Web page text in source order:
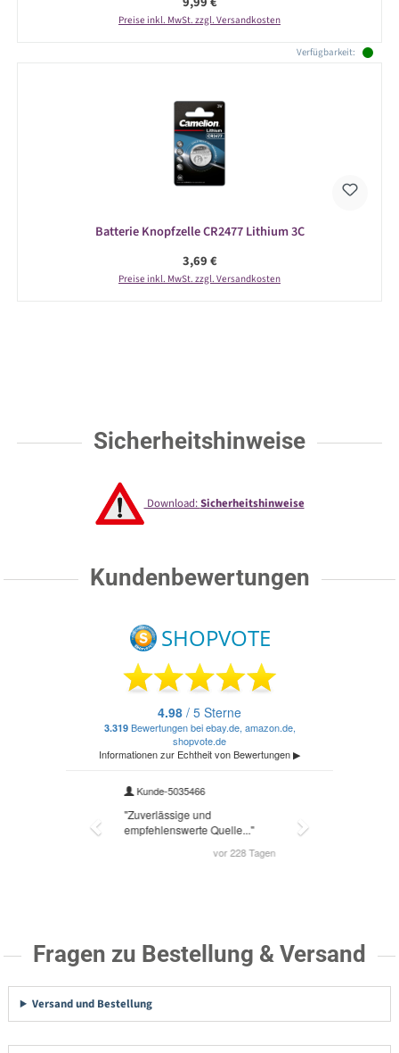
Preise inkl. MwSt. zzgl. Versandkosten
Verfügbarkeit:
Batterie Knopfzelle CR2477 Lithium 3C
Regulärer Preis:
3,69 €
Preise inkl. MwSt. zzgl. Versandkosten
Sicherheitshinweise
Download:Sicherheitshinweise
Kundenbewertungen
Fragen zu Bestellung & Versand
Versand und Bestellung